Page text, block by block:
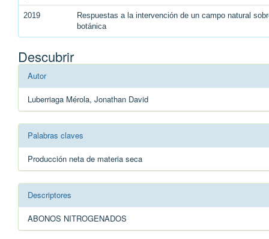
2019
Respuestas a la intervención de un campo natural
botánica
Descubrir
Autor
Luberriaga Mérola, Jonathan David
Palabras claves
Producción neta de materia seca
Descriptores
ABONOS NITROGENADOS